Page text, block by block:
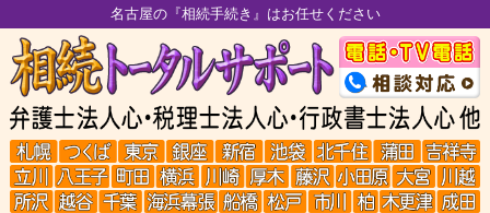
名古屋の『相続手続き』はお任せください